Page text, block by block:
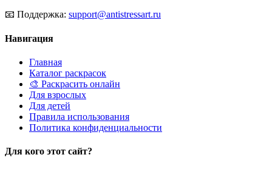
📧 Поддержка: support@antistressart.ru
Навигация
Главная
Каталог раскрасок
🎨 Раскрасить онлайн
Для взрослых
Для детей
Правила использования
Политика конфиденциальности
Для кого этот сайт?